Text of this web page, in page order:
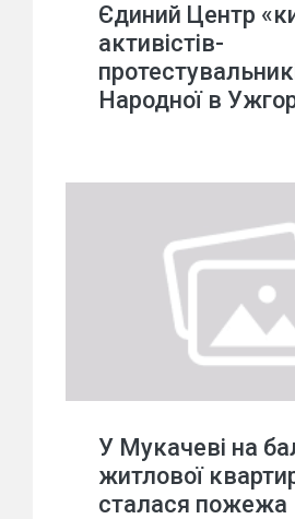
Єдиний Центр
активістів-
Народної в
У Мукачеві на
житлової
сталася пожежа